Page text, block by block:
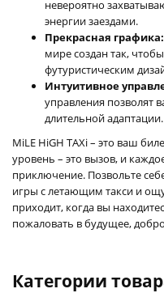
невероятно
энергии заездами.
Прекрасная графика:
мире создан так,
футуристическим
Интуитивное
управления позволят
длительной адаптации.
MiLE HiGH TAXi – это ваш
уровень – это вызов, и
приключение. Позвольте
игры с летающим такси и
приходит, когда вы
пожаловать в будущее,
Категории